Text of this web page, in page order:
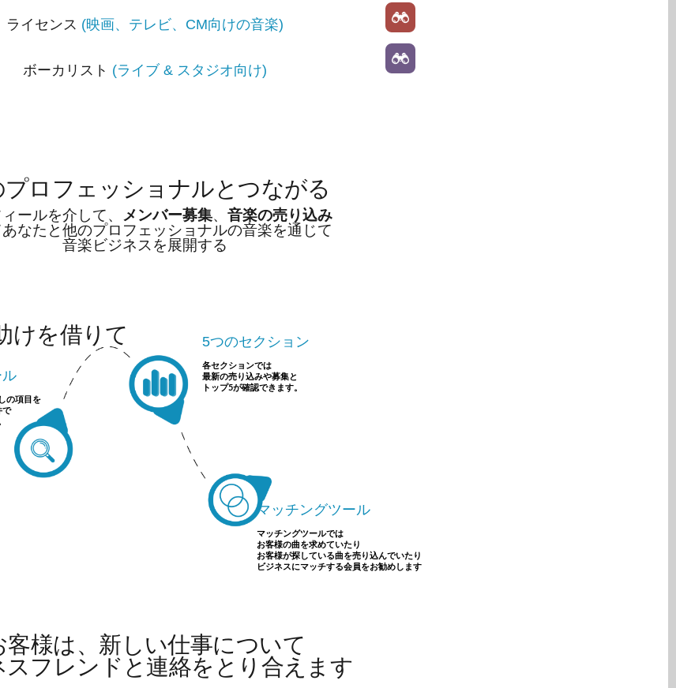
ライセンス (映画、テレビ、CM向けの音楽)
ボーカリスト (ライブ & スタジオ向け)
プロフェッショナルとつながる
ールを介して、 メンバー募集、音楽の売り込み
なたと他のプロフェッショナルの音楽を通じて
音楽ビジネスを展開する
けを借りて
の項目を
で
5つのセクション
各セクションでは
最新の売り込みや募集と
トップ5が確認できます。
マッチングツール
マッチングツールでは
お客様の曲を求めていたり
お客様が探している曲を売り込んでいたり
ビジネスにマッチする会員をお勧めします
客様は、新しい仕事について
スフレンドと連絡をとり合えます